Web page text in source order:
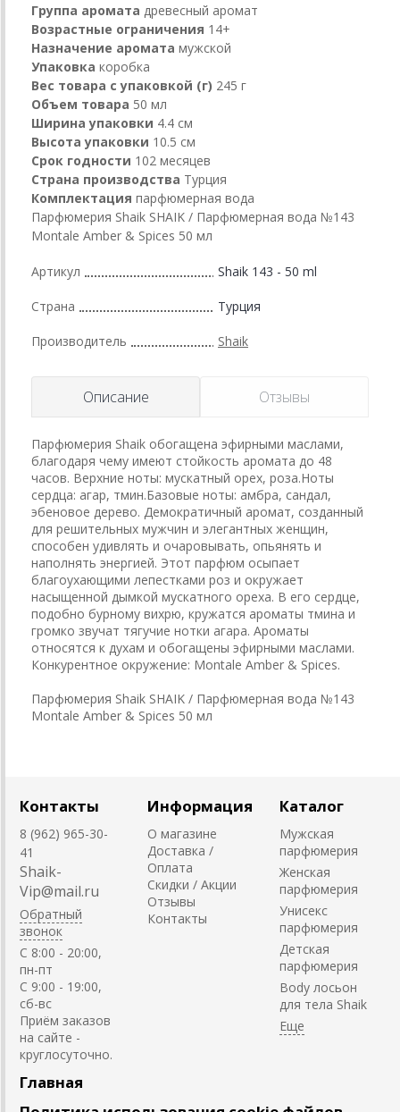
Группа аромата древесный аромат
Возрастные ограничения 14+
Назначение аромата мужской
Упаковка коробка
Вес товара с упаковкой (г) 245 г
Объем товара 50 мл
Ширина упаковки 4.4 см
Высота упаковки 10.5 см
Срок годности 102 месяцев
Страна производства Турция
Комплектация парфюмерная вода
Парфюмерия Shaik SHAIK / Парфюмерная вода №143
Montale Amber & Spices 50 мл
Артикул Shaik 143 - 50 ml
Страна Турция
Производитель Shaik
Описание Отзывы
Парфюмерия Shaik обогащена эфирными маслами,
благодаря чему имеют стойкость аромата до 48
часов. Верхние ноты: мускатный орех, роза.Ноты
сердца: агар, тмин.Базовые ноты: амбра, сандал,
эбеновое дерево. Демократичный аромат, созданный
для решительных мужчин и элегантных женщин,
способен удивлять и очаровывать, опьянять и
наполнять энергией. Этот парфюм осыпает
благоухающими лепестками роз и окружает
насыщенной дымкой мускатного ореха. В его сердце,
подобно бурному вихрю, кружатся ароматы тмина и
громко звучат тягучие нотки агара. Ароматы
относятся к духам и обогащены эфирными маслами.
Конкурентное окружение: Montale Amber & Spices.
Парфюмерия Shaik SHAIK / Парфюмерная вода №143
Montale Amber & Spices 50 мл
Контакты
8 (962) 965-30-
41
Shaik-
Vip@mail.ru
Обратный
звонок
C 8:00 - 20:00,
пн-пт
С 9:00 - 19:00,
сб-вс
Приём заказов
на сайте -
круглосуточно.
Информация
О магазине
Доставка /
Оплата
Скидки / Акции
Отзывы
Контакты
Каталог
Мужская
парфюмерия
Женская
парфюмерия
Унисекс
парфюмерия
Детская
парфюмерия
Body лосьон
для тела Shaik
Главная